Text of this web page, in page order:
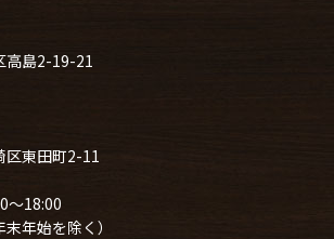
高島2-19-21
区東田町2-11
～18:00
年始を除く）